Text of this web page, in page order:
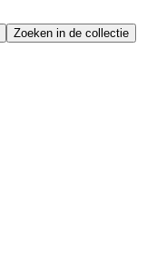
Zoeken in de collectie